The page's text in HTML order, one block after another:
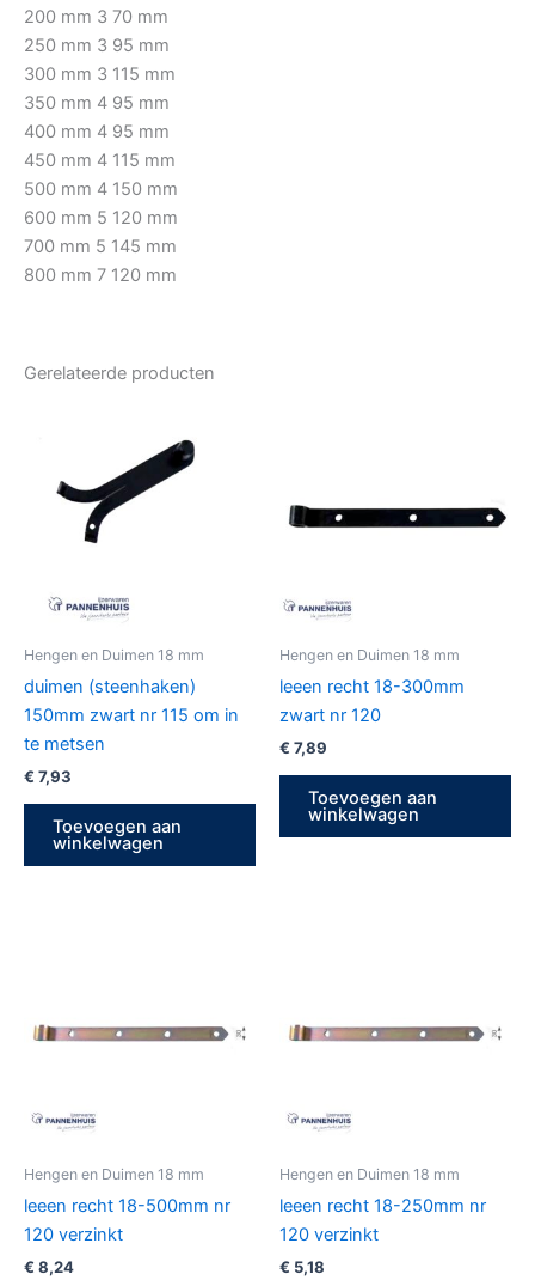
200 mm 3 70 mm
250 mm 3 95 mm
300 mm 3 115 mm
350 mm 4 95 mm
400 mm 4 95 mm
450 mm 4 115 mm
500 mm 4 150 mm
600 mm 5 120 mm
700 mm 5 145 mm
800 mm 7 120 mm
Gerelateerde producten
Hengen en Duimen 18 mm
duimen (steenhaken)
150mm zwart nr 115 om in
te metsen
€ 7,93
Toevoegen aan
winkelwagen
Hengen en Duimen 18 mm
leeen recht 18-300mm
zwart nr 120
€ 7,89
Toevoegen aan
winkelwagen
Hengen en Duimen 18 mm
leeen recht 18-500mm nr
120 verzinkt
€ 8,24
Hengen en Duimen 18 mm
leeen recht 18-250mm nr
120 verzinkt
€ 5,18